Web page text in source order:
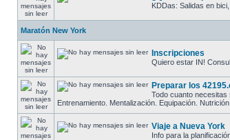
KDDas: Salidas en
Maratón New York
Inscripciones
Quiero estar IN!
Preparar los
Todo cuanto
Entrenamiento. Mentalización. Equipación.
Viaje a Nueva York
Info para la